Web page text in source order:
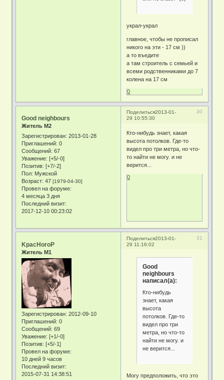
украл-украл
главное, чтобы не прописал
никого на эти - 17 см ))
а то въедите
а там строитель с семьей и
всеми родственниками до 7
колена на 17 см
0
Поделиться 30
2013-01-
29 10:55:30
Good neighbours
Житель М2
Зарегистрирован: 2013-01-28
Приглашений: 0
Сообщений: 67
Уважение: [+5/-0]
Позитив: [+7/-2]
Пол: Мужской
Возраст: 47[1979-04-30]
Провел на форуме:
4 месяца 3 дня
Последний визит:
2017-12-10 00:23:02
Кто-нибудь знает, какая
высота потолков. Где-то
видел про три метра, но что-
то найти не могу. и не
верится...
0
Поделиться 31
2013-01-
29 11:16:02
KpacHoroP
Житель М1
Зарегистрирован: 2012-09-10
Приглашений: 0
Сообщений: 69
Уважение: [+1/-0]
Позитив: [+5/-1]
Провел на форуме:
10 дней 9 часов
Последний визит:
2015-07-31 14:38:51
Good
neighbours
написал(а):
Кто-нибудь
знает, какая
высота
потолков. Где-то
видел про три
метра, но что-то
найти не могу. и
не верится...
Могу предположить, что это